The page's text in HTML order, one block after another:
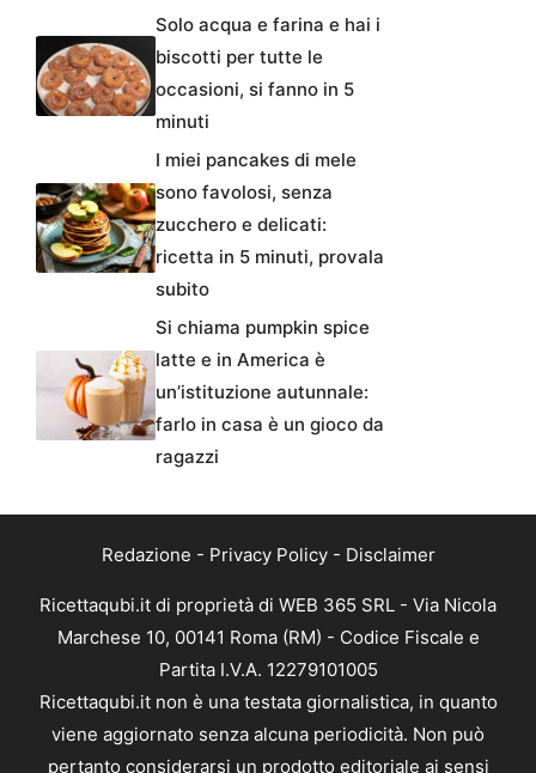
Solo acqua e farina e hai i
biscotti per tutte le
occasioni, si fanno in 5
minuti
I miei pancakes di mele
sono favolosi, senza
zucchero e delicati:
ricetta in 5 minuti, provala
subito
Si chiama pumpkin spice
latte e in America è
un’istituzione autunnale:
farlo in casa è un gioco da
ragazzi
Redazione - Privacy Policy- Disclaimer
Ricettaqubi.it di proprietà di WEB 365 SRL - Via Nicola
Marchese 10, 00141 Roma (RM) - Codice Fiscale e
Partita I.V.A. 12279101005
Ricettaqubi.it non è una testata giornalistica, in quanto
viene aggiornato senza alcuna periodicità. Non può
pertanto considerarsi un prodotto editoriale ai sensi